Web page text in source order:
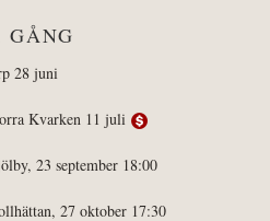
GÅNG
28 juni
Kvarken 11 juli
23 september 18:00
27 oktober 17:30